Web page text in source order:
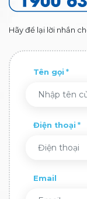
Hãy để lại lời nhắn
Tên gọi
Điện thoại
Email